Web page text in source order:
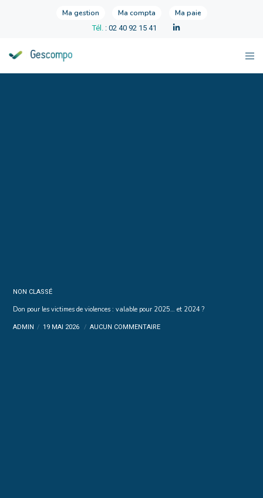
Ma gestion Ma compta Ma paie
Tél. : 02 40 92 15 41
NON CLASSÉ
Don pour les victimes de violences : valable pour 2025… et 2024 ?
ADMIN 19 MAI 2026 AUCUN COMMENTAIRE